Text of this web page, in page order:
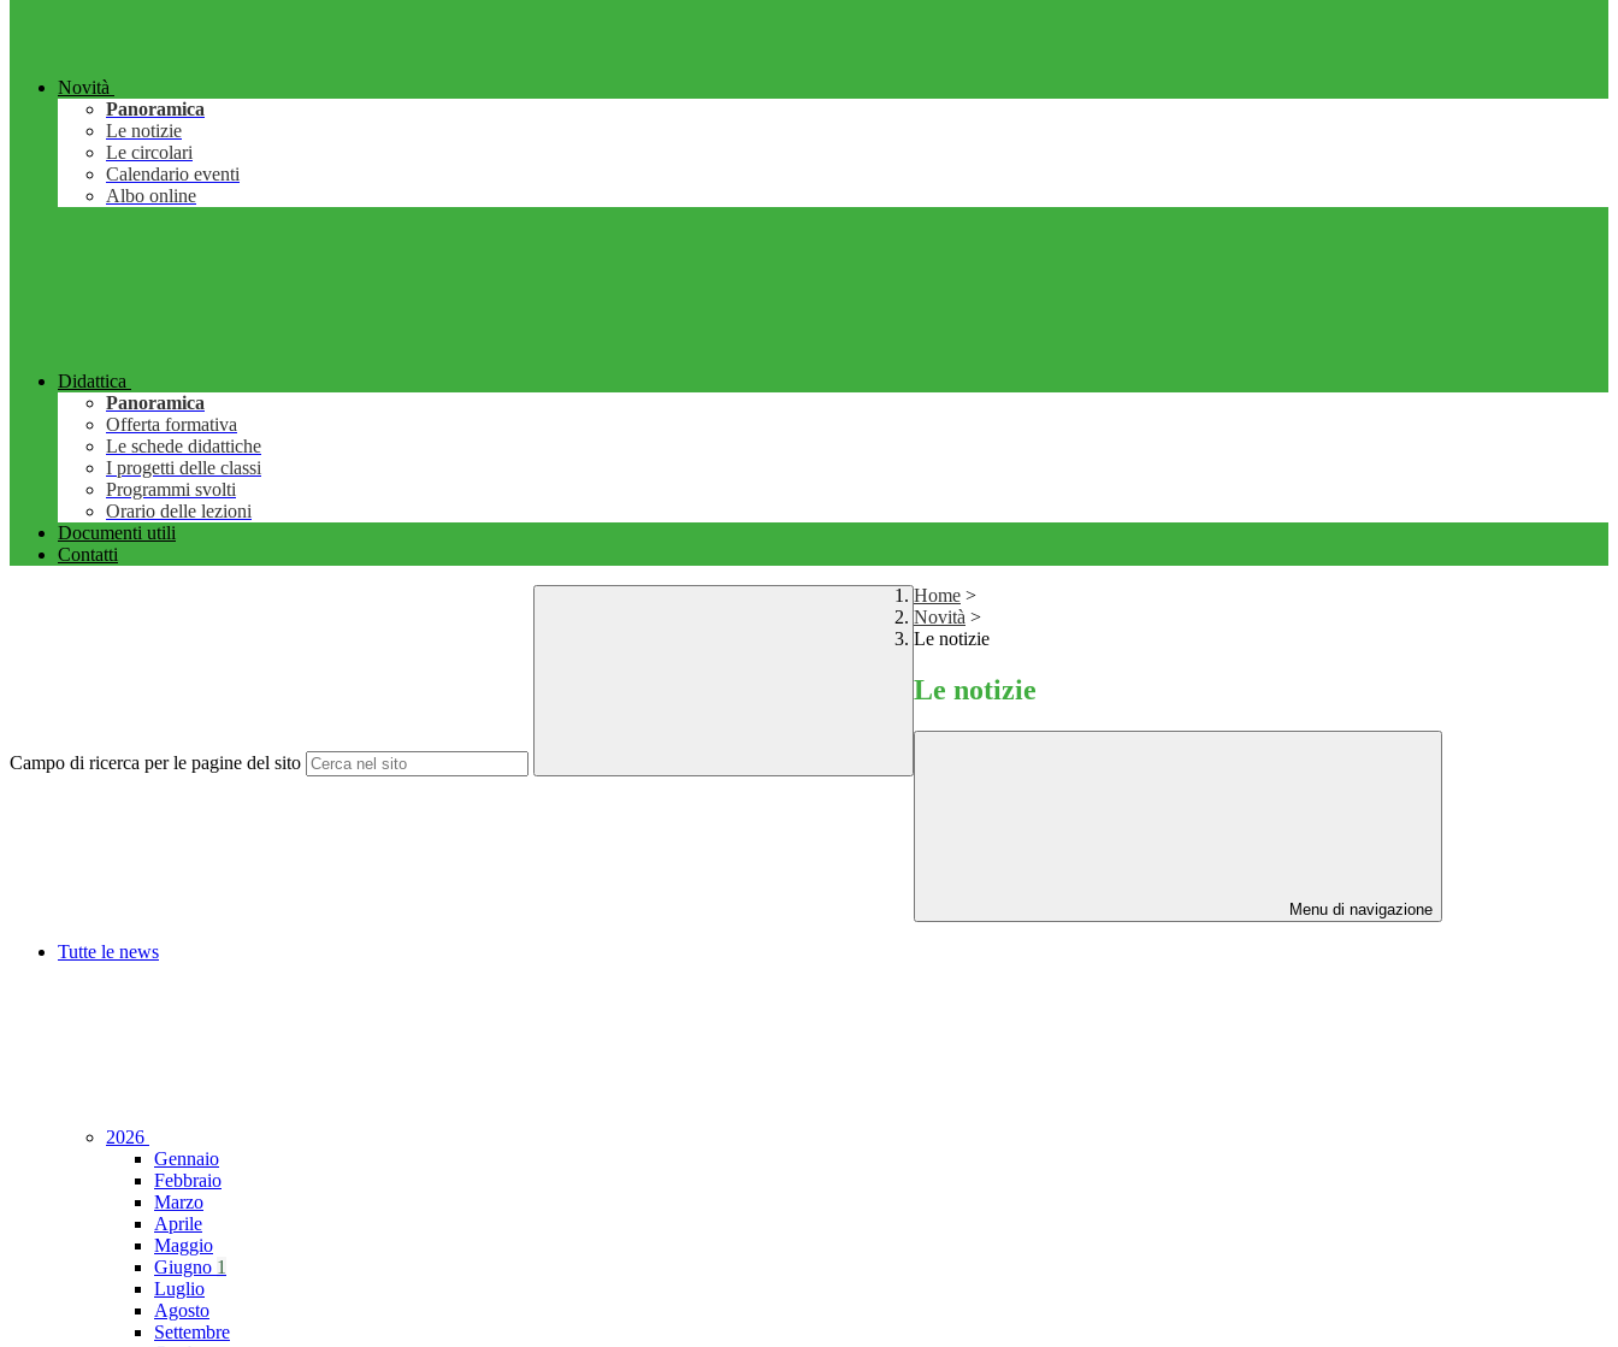
Novità
Panoramica
Le notizie
Le circolari
Calendario eventi
Albo online
Didattica
Panoramica
Offerta formativa
Le schede didattiche
I progetti delle classi
Programmi svolti
Orario delle lezioni
Documenti utili
Contatti
Campo di ricerca per le pagine del sito
Home >
Novità >
Le notizie
Le notizie
Menu di navigazione
Tutte le news
2026
Gennaio
Febbraio
Marzo
Aprile
Maggio
Giugno 1
Luglio
Agosto
Settembre